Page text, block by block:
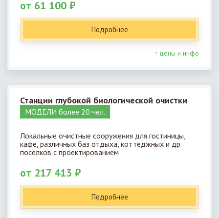
от 61 100 ₽
Подробнее
↑ цены и инфо
Станции глубокой биологической очистки
МОДЕЛИ более 20 чел.
Локальные очистные сооружения для гостиницы,
кафе, различных баз отдыха, коттеджных и др.
поселков с проектированием
от 217 413 ₽
Подробнее